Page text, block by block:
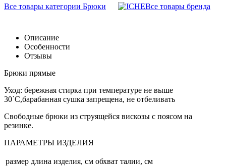
Все товары категории Брюки
Все товары бренда
Описание
Особенности
Отзывы
Брюки прямые
Уход: бережная стирка при температуре не выше
30`C,барабанная сушка запрещена, не отбеливать
Свободные брюки из струящейся вискозы с поясом на
резинке.
ПАРАМЕТРЫ ИЗДЕЛИЯ
размер длина изделия, см обхват талии, см